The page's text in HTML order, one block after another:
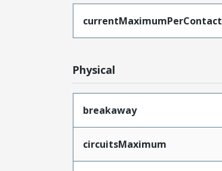
currentMaximumPerContact
Physical
breakaway
circuitsMaximum